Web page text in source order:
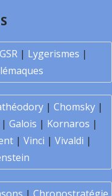
GSR| Lygerismes |
| Chomsky|
| Galois | Kornaros |
| Vinci | Vivaldi |